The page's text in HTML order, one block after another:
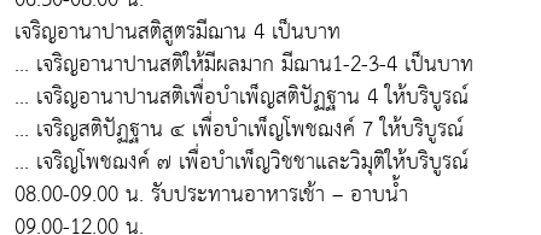
เจริญอานาปานสติสูตรมีฌาน 4 เป็นบาท
... เจริญอานาปานสติให้มีผลมาก มีฌาน1-2-3-4 เป็นบาท
... เจริญอานาปานสติเพื่อบำเพ็ญสติปัฏฐาน 4 ให้บริบูรณ์
... เจริญสติปัฏฐาน ๔ เพื่อบำเพ็ญโพชฌงค์ 7 ให้บริบูรณ์
... เจริญโพชฌงค์ ๗ เพื่อบำเพ็ญวิชชาและวิมุติให้บริบูรณ์
08.00-09.00 น. รับประทานอาหารเช้า – อาบน้ำ